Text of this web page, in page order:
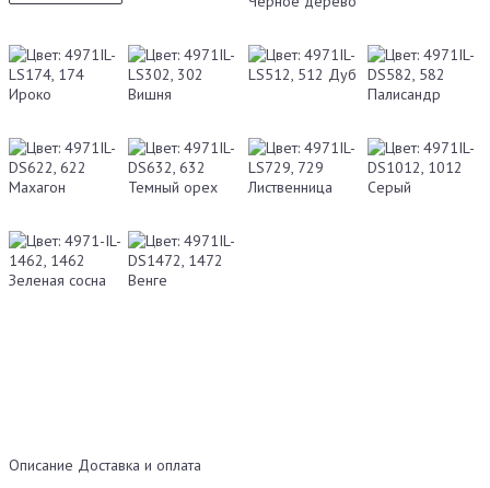
Описание Доставка и оплата